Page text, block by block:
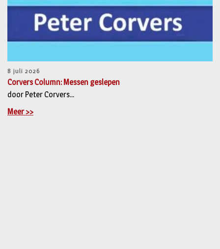
8 juli 2026
Corvers Column: Messen geslepen
door Peter Corvers...
Meer >>